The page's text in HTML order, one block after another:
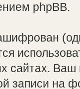
phpBB.
сайтах.
записи на